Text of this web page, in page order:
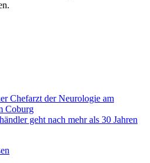
Chefarzt der Neurologie am
Coburg
geht nach mehr als 30 Jahren